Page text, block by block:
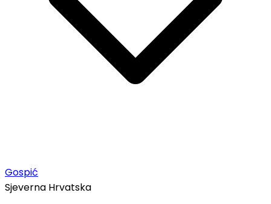
Gospić
Sjeverna Hrvatska